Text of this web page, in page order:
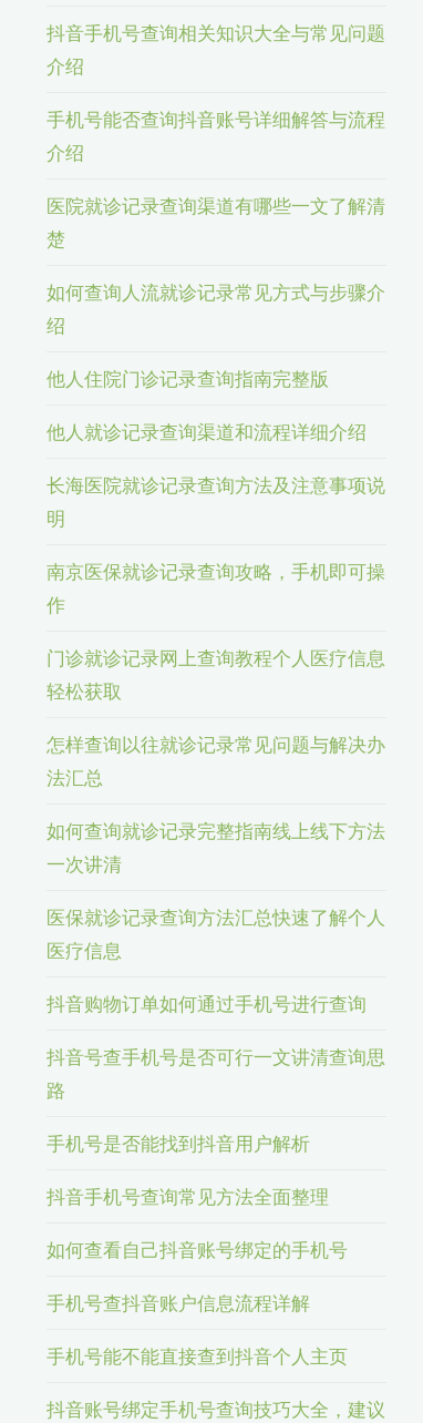
抖音手机号查询相关知识大全与常见问题
介绍
手机号能否查询抖音账号详细解答与流程
介绍
医院就诊记录查询渠道有哪些一文了解清
楚
如何查询人流就诊记录常见方式与步骤介
绍
他人住院门诊记录查询指南完整版
他人就诊记录查询渠道和流程详细介绍
长海医院就诊记录查询方法及注意事项说
明
南京医保就诊记录查询攻略，手机即可操
作
门诊就诊记录网上查询教程个人医疗信息
轻松获取
怎样查询以往就诊记录常见问题与解决办
法汇总
如何查询就诊记录完整指南线上线下方法
一次讲清
医保就诊记录查询方法汇总快速了解个人
医疗信息
抖音购物订单如何通过手机号进行查询
抖音号查手机号是否可行一文讲清查询思
路
手机号是否能找到抖音用户解析
抖音手机号查询常见方法全面整理
如何查看自己抖音账号绑定的手机号
手机号查抖音账户信息流程详解
手机号能不能直接查到抖音个人主页
抖音账号绑定手机号查询技巧大全，建议